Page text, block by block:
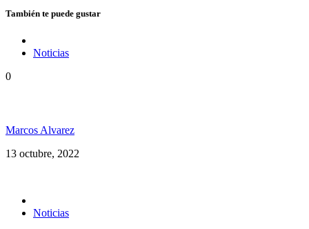
También te puede gustar
Noticias
0
Marcos Alvarez
13 octubre, 2022
Noticias